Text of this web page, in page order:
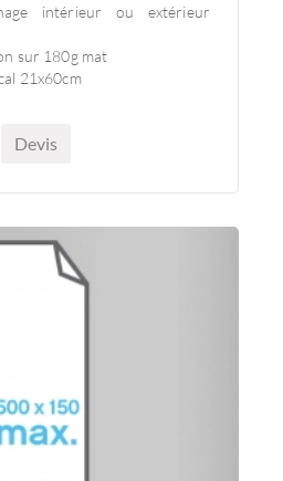
intérieur ou extérieur
sur 180g mat
21x60cm
Devis